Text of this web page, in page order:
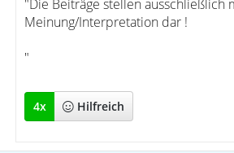
"Die Beiträge stellen ausschließlich
Meinung/Interpretation dar !
"
4x Hilfreich